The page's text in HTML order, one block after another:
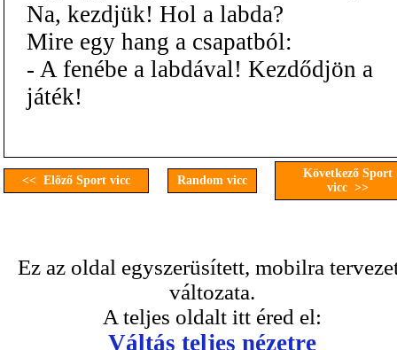
Na, kezdjük! Hol a labda?
Mire egy hang a csapatból:
- A fenébe a labdával! Kezdődjön a
játék!
<< Előző Sport vicc Random vicc
Következő Sport
vicc >>
Ez az oldal egyszerüsített, mobilra
változata.
A teljes oldalt itt éred el:
Váltás teljes nézetre